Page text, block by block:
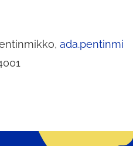
ada.pentinmi